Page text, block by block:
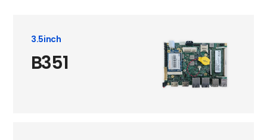
3.5inch
B351